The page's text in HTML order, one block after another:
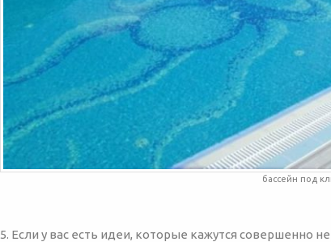
бассейн под
5. Если у вас есть идеи, которые кажутся совершенно